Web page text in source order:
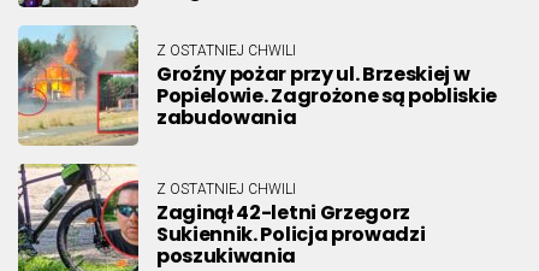
Z OSTATNIEJ CHWILI
Groźny pożar przy ul. Brzeskiej w
Popielowie. Zagrożone są pobliskie
zabudowania
Z OSTATNIEJ CHWILI
Zaginął 42-letni Grzegorz
Sukiennik. Policja prowadzi
poszukiwania